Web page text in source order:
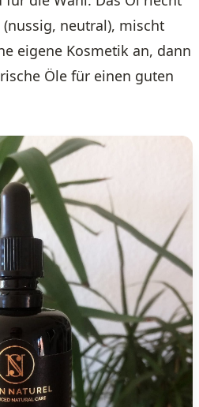
neutral), mischt
eigene Kosmetik an, dann
Öle für einen guten